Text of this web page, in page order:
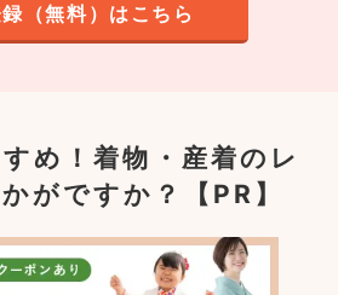
（無料）はこちら
め！着物・産着のレ
がですか？【PR】